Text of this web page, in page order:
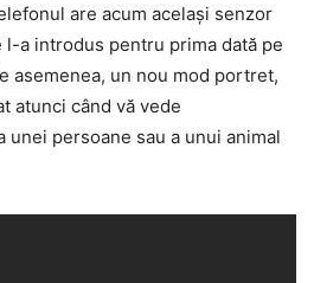
are acum același senzor
l-a introdus pentru prima dată pe
asemenea, un nou mod portret,
atunci când vă vede
persoane sau a unui animal